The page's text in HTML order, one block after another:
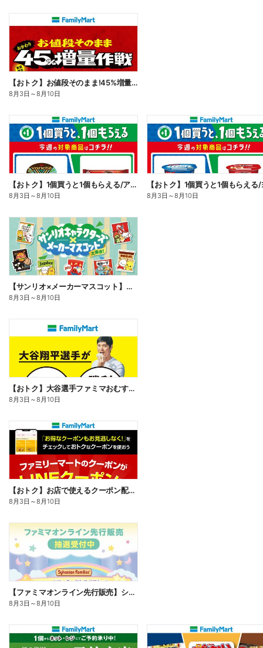
【おトク】お値段そのまま!45%増量作戦!
8月3日 ～8月10日
【おトク】1個買うと1個もらえる/アイス
8月3日 ～8月10日 8月3日 ～8月10日
【サンリオ×メーカーマスコット】オリジナルグッズ貰える!
8月3日 ～8月10日
【おトク】大谷選手ファミマおむすび割
8月3日 ～8月10日
【おトク】お店で使えるクーポン配信中
8月3日 ～8月10日
【ファミマオンライン先行販売】シルバニアファミリー
8月3日 ～8月10日